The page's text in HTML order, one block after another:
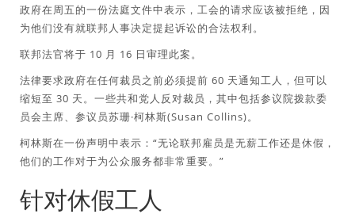
政府在周五的一份法庭文件中表示，工会的请求应该被拒绝，因
为他们没有就联邦人事决定提起诉讼的合法权利。
联邦法官将于 10 月 16 日审理此案。
法律要求政府在任何裁员之前必须提前 60 天通知工人，但可以
缩短至 30 天。一些共和党人反对裁员，其中包括参议院拨款委
员会主席、参议员苏珊·柯林斯(Susan Collins)。
柯林斯在一份声明中表示：“无论联邦雇员是无薪工作还是休假，
他们的工作对于为公众服务都非常重要。”
针对休假工人